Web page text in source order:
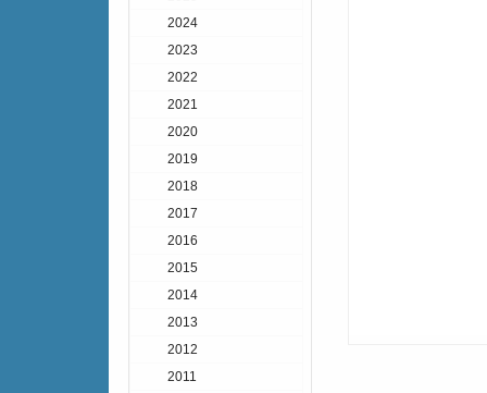
2024
2023
2022
2021
2020
2019
2018
2017
2016
2015
2014
2013
2012
2011